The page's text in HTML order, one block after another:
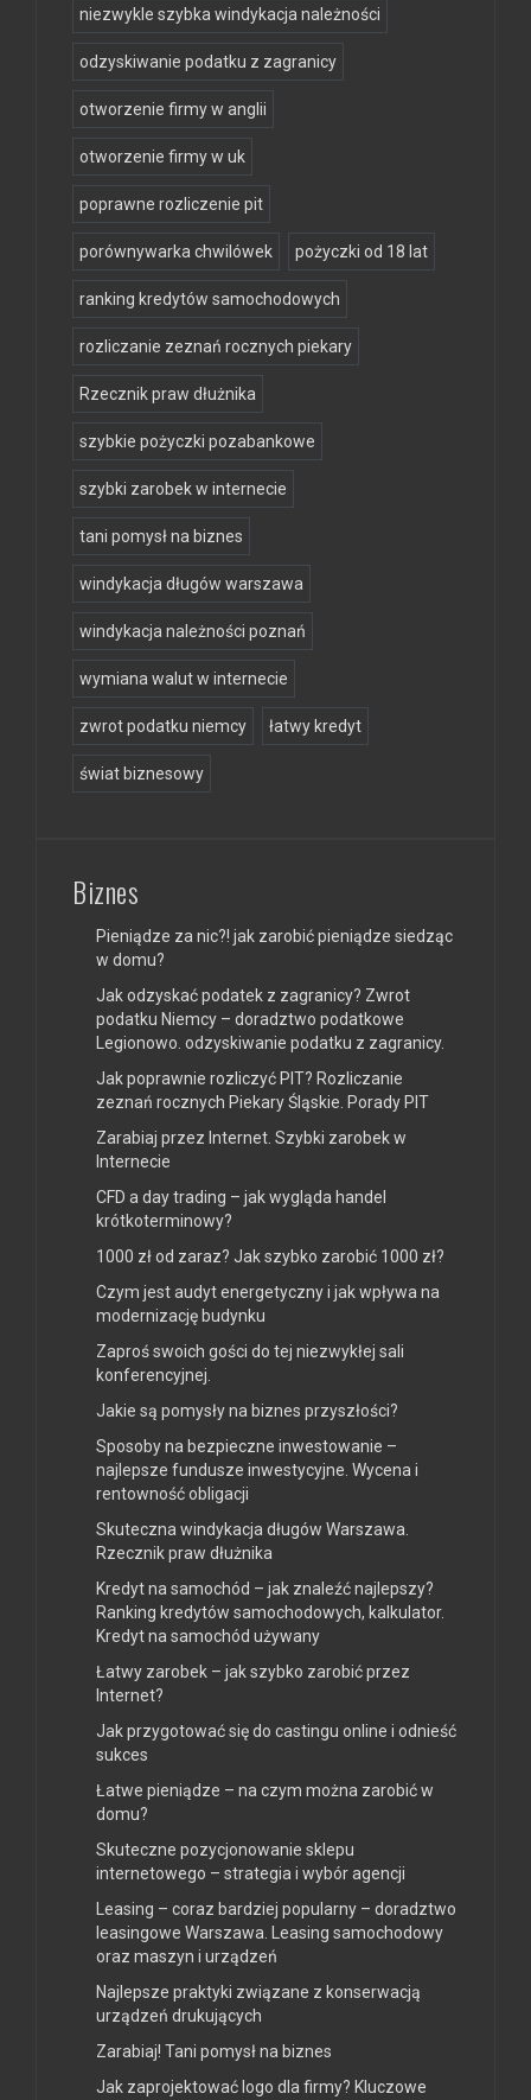
niezwykle szybka windykacja należności
odzyskiwanie podatku z zagranicy
otworzenie firmy w anglii
otworzenie firmy w uk
poprawne rozliczenie pit
porównywarka chwilówek pożyczki od 18 lat
ranking kredytów samochodowych
rozliczanie zeznań rocznych piekary
Rzecznik praw dłużnika
szybkie pożyczki pozabankowe
szybki zarobek w internecie
tani pomysł na biznes
windykacja długów warszawa
windykacja należności poznań
wymiana walut w internecie
zwrot podatku niemcy łatwy kredyt
świat biznesowy
Biznes
Pieniądze za nic?! jak zarobić pieniądze siedząc
w domu?
Jak odzyskać podatek z zagranicy? Zwrot
podatku Niemcy – doradztwo podatkowe
Legionowo. odzyskiwanie podatku z zagranicy.
Jak poprawnie rozliczyć PIT? Rozliczanie
zeznań rocznych Piekary Śląskie. Porady PIT
Zarabiaj przez Internet. Szybki zarobek w
Internecie
CFD a day trading – jak wygląda handel
krótkoterminowy?
1000 zł od zaraz? Jak szybko zarobić 1000 zł?
Czym jest audyt energetyczny i jak wpływa na
modernizację budynku
Zaproś swoich gości do tej niezwykłej sali
konferencyjnej.
Jakie są pomysły na biznes przyszłości?
Sposoby na bezpieczne inwestowanie –
najlepsze fundusze inwestycyjne. Wycena i
rentowność obligacji
Skuteczna windykacja długów Warszawa.
Rzecznik praw dłużnika
Kredyt na samochód – jak znaleźć najlepszy?
Ranking kredytów samochodowych, kalkulator.
Kredyt na samochód używany
Łatwy zarobek – jak szybko zarobić przez
Internet?
Jak przygotować się do castingu online i odnieść
sukces
Łatwe pieniądze – na czym można zarobić w
domu?
Skuteczne pozycjonowanie sklepu
internetowego – strategia i wybór agencji
Leasing – coraz bardziej popularny – doradztwo
leasingowe Warszawa. Leasing samochodowy
oraz maszyn i urządzeń
Najlepsze praktyki związane z konserwacją
urządzeń drukujących
Zarabiaj! Tani pomysł na biznes
Jak zaprojektować logo dla firmy? Kluczowe